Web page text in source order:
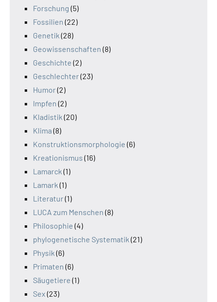
Forschung (5)
Fossilien (22)
Genetik (28)
Geowissenschaften (8)
Geschichte (2)
Geschlechter(23)
Humor(2)
Impfen (2)
Kladistik (20)
Klima (8)
Konstruktionsmorphologie (6)
Kreationismus (16)
Lamarck (1)
Lamark (1)
Literatur(1)
LUCA zum Menschen (8)
Philosophie (4)
phylogenetische Systematik (21)
Physik (6)
Primaten (6)
Säugetiere (1)
Sex (23)